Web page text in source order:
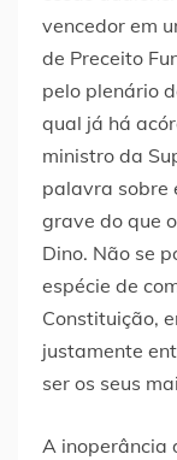
vencedor em
de Preceito
pelo plenário
qual já há
ministro da
palavra sobre
grave do que
Dino. Não se
espécie de
Constituição,
justamente
ser os seus
A inoperância